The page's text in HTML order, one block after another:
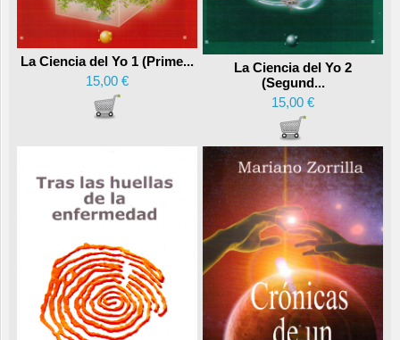
La Ciencia del Yo 1 (Prime...
15,00 €
La Ciencia del Yo 2
(Segund...
15,00 €